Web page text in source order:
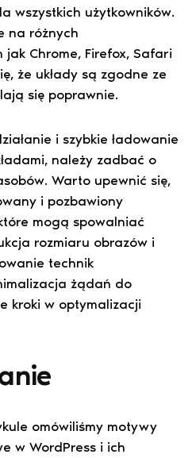
wszystkich użytkowników.
na różnych
Chrome, Firefox, Safari
że układy są zgodne ze
się poprawnie.
i szybkie ładowanie
należy zadbać o
Warto upewnić się,
i pozbawiony
mogą spowalniać
rozmiaru obrazów i
technik
żądań do
kroki w optymalizacji
omówiliśmy motywy
w WordPress i ich